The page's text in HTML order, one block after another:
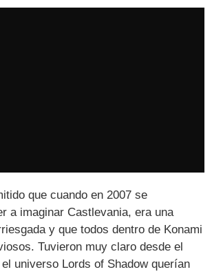
que cuando en 2007 se
a imaginar Castlevania, era una
y que todos dentro de Konami
Tuvieron muy claro desde el
universo Lords of Shadow querían